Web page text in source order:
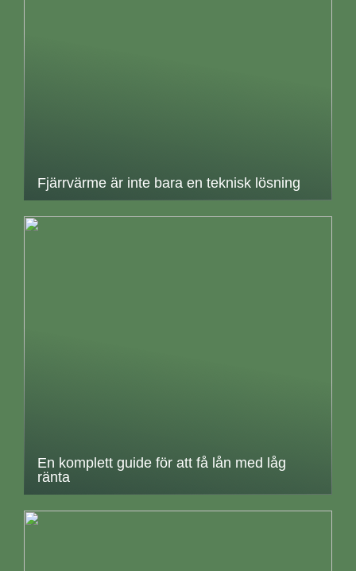
Fjärrvärme är inte bara en teknisk lösning
En komplett guide för att få lån med låg
ränta